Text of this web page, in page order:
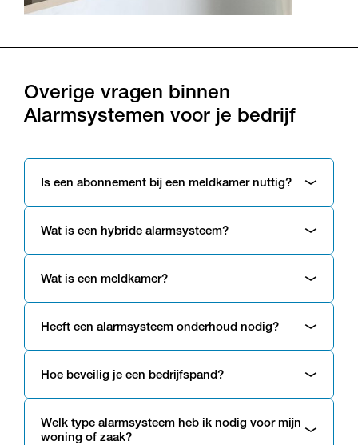
Overige vragen binnen
Alarmsystemen voor je bedrijf
Is een abonnement bij een meldkamer nuttig?
Wat is een hybride alarmsysteem?
Wat is een meldkamer?
Heeft een alarmsysteem onderhoud nodig?
Hoe beveilig je een bedrijfspand?
Welk type alarmsysteem heb ik nodig voor mijn
woning of zaak?